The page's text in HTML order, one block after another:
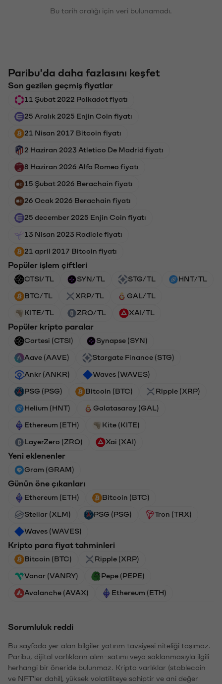
Bu tarih aralığı için veri bulunamadı.
Paribu'da daha fazlasını keşfet
Son gezilen geçmiş fiyatlar
11 Şubat 2022 Polkadot fiyatı
25 Aralık 2025 Enjin Coin fiyatı
21 Nisan 2017 Bitcoin fiyatı
2 Haziran 2023 Atletico De Madrid fiyatı
8 Haziran 2026 Alfa Romeo fiyatı
15 Şubat 2026 Berachain fiyatı
26 Ocak 2026 Berachain fiyatı
25 december 2025 Enjin Coin fiyatı
13 Nisan 2023 Radicle fiyatı
21 april 2017 Bitcoin fiyatı
Popüler işlem çiftleri
CTSI/TL SYN/TL STG/TL HNT/TL
BTC/TL XRP/TL GAL/TL
KITE/TL ZRO/TL XAI/TL
Popüler kripto paralar
Cartesi (CTSI) Synapse (SYN)
Aave (AAVE) Stargate Finance (STG)
Ankr (ANKR) Waves (WAVES)
PSG (PSG) Bitcoin (BTC) Ripple (XRP)
Helium (HNT) Galatasaray (GAL)
Ethereum (ETH) Kite (KITE)
LayerZero (ZRO) Xai (XAI)
Yeni eklenenler
Gram (GRAM)
Günün öne çıkanları
Ethereum (ETH) Bitcoin (BTC)
Stellar (XLM) PSG (PSG) Tron (TRX)
Waves (WAVES)
Kripto para fiyat tahminleri
Bitcoin (BTC) Ripple (XRP)
Vanar (VANRY) Pepe (PEPE)
Avalanche (AVAX) Ethereum (ETH)
Sorumluluk reddi
Bu sayfada yer alan bilgiler yatırım tavsiyesi niteliği taşımaz.
Paribu, dijital varlıkların alım-satımı veya saklanmasıyla ilgili
herhangi bir öneride bulunmaz. Kripto varlıklar (stablecoin
ve NFT'ler dahil), yüksek volatiliteye sahiptir ve ani değer